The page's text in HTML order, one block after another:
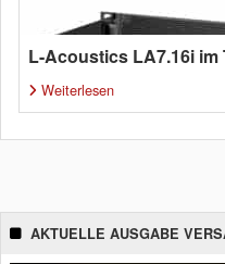
L-Acoustics LA7.16i im
Weiterlesen
AKTUELLE AUSGABE